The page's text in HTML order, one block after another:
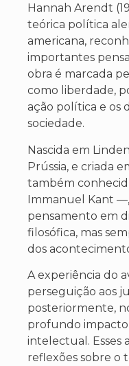
Hannah Arendt
teórica política
americana,
importantes
obra é marcada
como liberdade,
ação política e os
sociedade.
Nascida em
Prússia, e criada
também
Immanuel Kant
pensamento em
filosófica, mas
dos
A experiência do
perseguição aos
posteriormente,
profundo
intelectual. Esses
reflexões sobre o